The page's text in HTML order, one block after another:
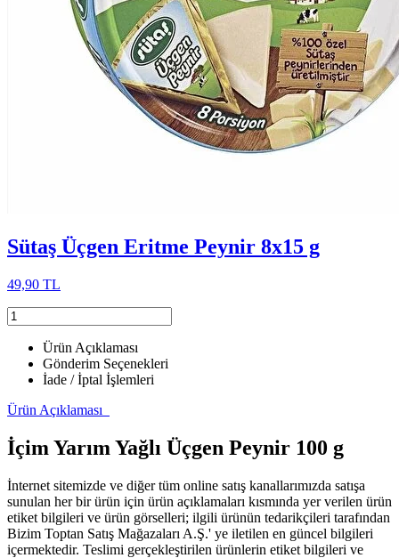
Sütaş Üçgen Eritme Peynir 8x15 g
49,90 TL
Ürün Açıklaması
Gönderim Seçenekleri
İade / İptal İşlemleri
Ürün Açıklaması
İçim Yarım Yağlı Üçgen Peynir 100 g
İnternet sitemizde ve diğer tüm online satış kanallarımızda satışa
sunulan her bir ürün için ürün açıklamaları kısmında yer verilen ürün
etiket bilgileri ve ürün görselleri; ilgili ürünün tedarikçileri tarafından
Bizim Toptan Satış Mağazaları A.Ş.' ye iletilen en güncel bilgileri
içermektedir. Teslimi gerçekleştirilen ürünlerin etiket bilgileri ve